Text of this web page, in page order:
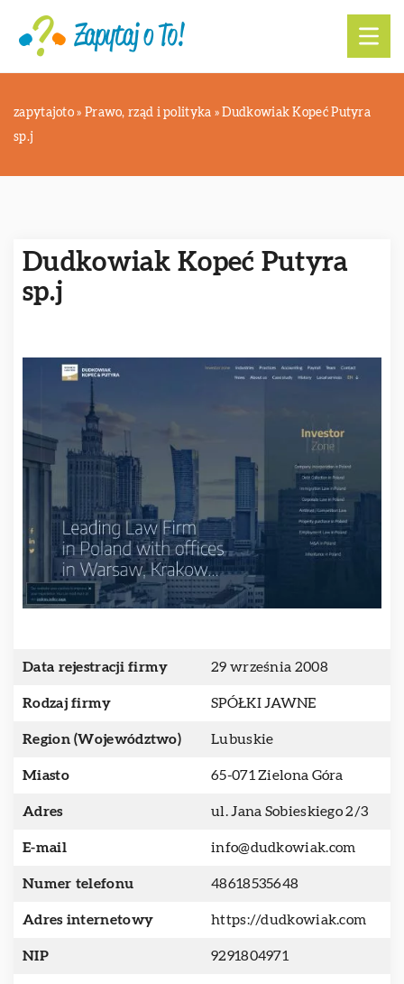
zapytajoto » Prawo, rząd i polityka »Dudkowiak Kopeć Putyra
sp.j
Dudkowiak Kopeć Putyra
sp.j
Data rejestracji firmy 29 września 2008
Rodzaj firmy SPÓŁKI JAWNE
Region (Województwo) Lubuskie
Miasto 65-071 Zielona Góra
Adres ul. Jana Sobieskiego 2/3
E-mail info@dudkowiak.com
Numer telefonu 48618535648
Adres internetowy https://dudkowiak.com
NIP 9291804971